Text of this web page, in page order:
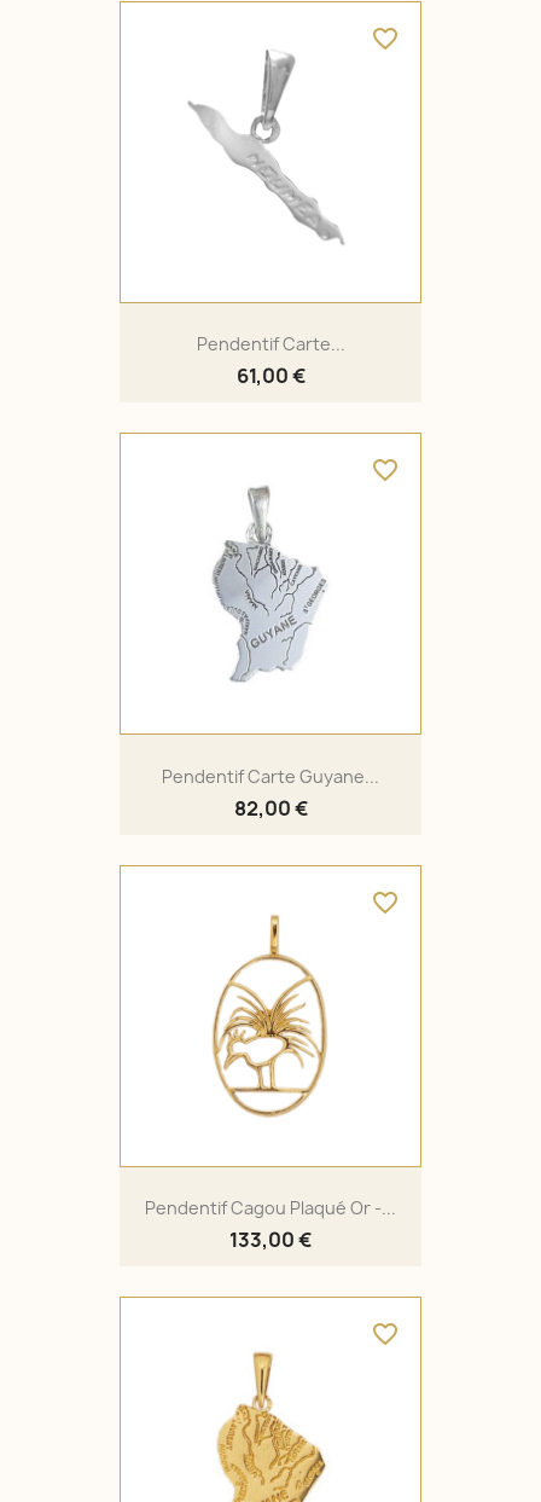
Pendentif Carte...
61,00 €
favorite_border
Pendentif Carte Guyane...
82,00 €
favorite_border
Pendentif Cagou Plaqué Or -...
133,00 €
favorite_border
favorite_border